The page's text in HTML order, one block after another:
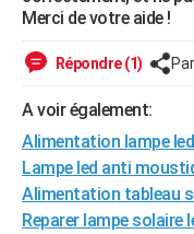
Alimentation
Guide de la santé
Maladies
Médicaments
Sommeil
Destinations
City break
Voyage nature
Voyage de noces
Forum
Climat
+
GUIDES D'ACHAT
BONS PLANS
Merci de votre aide !
Répondre (1)
A voir également:
Alimentation lampe led
Lampe led anti
Alimentation tableau
Reparer lampe solaire